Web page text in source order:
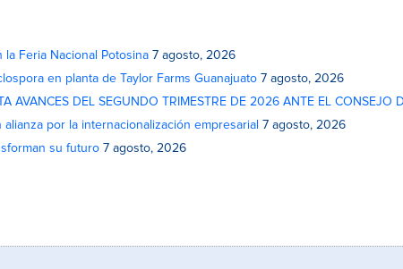
la Feria Nacional Potosina 7 agosto, 2026
en planta de Taylor Farms Guanajuato 7 agosto, 2026
AVANCES DEL SEGUNDO TRIMESTRE DE 2026 ANTE EL CONSEJO
por la internacionalización empresarial 7 agosto, 2026
su futuro 7 agosto, 2026